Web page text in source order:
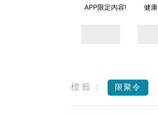
APP限定內容! 健
標籤： 限聚令